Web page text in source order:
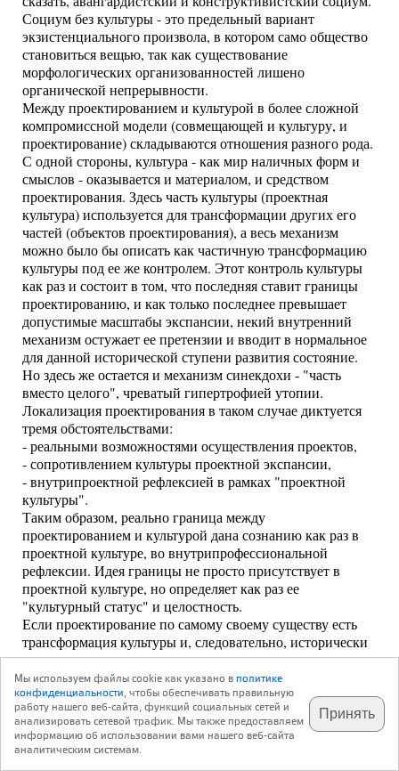
Социум без культуры - это предельный вариант
экзистенциального произвола, в котором само общество
становиться вещью, так как существование
морфологических организованностей лишено
органической непрерывности.
Между проектированием и культурой в более сложной
компромиссной модели (совмещающей и культуру, и
проектирование) складываются отношения разного рода.
С одной стороны, культура - как мир наличных форм и
смыслов - оказывается и материалом, и средством
проектирования. Здесь часть культуры (проектная
культура) используется для трансформации других его
частей (объектов проектирования), а весь механизм
можно было бы описать как частичную трансформацию
культуры под ее же контролем. Этот контроль культуры
как раз и состоит в том, что последняя ставит границы
проектированию, и как только последнее превышает
допустимые масштабы экспансии, некий внутренний
механизм остужает ее претензии и вводит в нормальное
для данной исторической ступени развития состояние.
Но здесь же остается и механизм синекдохи - "часть
вместо целого", чреватый гипертрофией утопии.
Локализация проектирования в таком случае диктуется
тремя обстоятельствами:
- реальными возможностями осуществления проектов,
- сопротивлением культуры проектной экспансии,
- внутрипроектной рефлексией в рамках "проектной
культуры".
Таким образом, реально граница между
проектированием и культурой дана сознанию как раз в
проектной культуре, во внутрипрофессиональной
рефлексии. Идея границы не просто присутствует в
проектной культуре, но определяет как раз ее
"культурный статус" и целостность.
Если проектирование по самому своему существу есть
трансформация культуры и, следовательно, исторически
значимое нарушение или изменение культурных границ,
в том числе границ между сферами деятельности, то
возникает два вопроса.
1. Какова способность данной культуры к трансформации
или, иными словами, какова степень исторической
консервативности данной культуры?
2. Какова "свобода" проектирования или его способность
подпишитесь на наш
телеграм @archi_ru
✕
Мы используем файлы cookie как указано вполитике
конфиденциальности, чтобы обеспечивать правильную
работу нашего веб-сайта, функций социальных сетей и
анализировать сетевой трафик. Мы также предоставляем
информацию об использовании вами нашего веб-сайта
аналитическим системам.
Принять